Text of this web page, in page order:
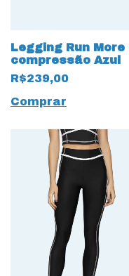
Legging Run
compressão Azul
R$239,00
Comprar